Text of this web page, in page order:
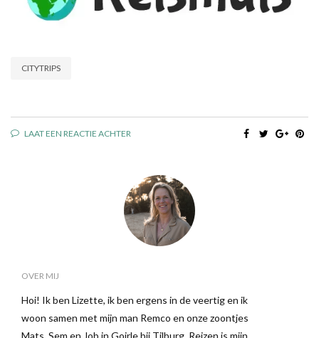
CITYTRIPS
LAAT EEN REACTIE ACHTER
OVER MIJ
Hoi! Ik ben Lizette, ik ben ergens in de veertig en ik
woon samen met mijn man Remco en onze zoontjes
Mats, Sem en Job in Goirle bij Tilburg. Reizen is mijn